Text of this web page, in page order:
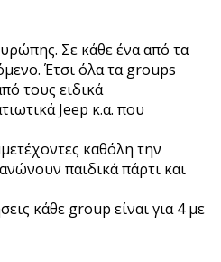
Σε κάθε ένα από τα
Έτσι όλα τα groups
τους ειδικά
Jeep κ.α. που
καθόλη την
παιδικά πάρτι και
κάθε group είναι για 4 με